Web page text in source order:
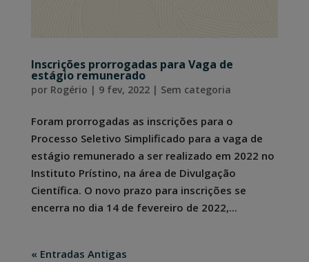
Inscrições prorrogadas para Vaga de
estágio remunerado
por Rogério | 9 fev, 2022| Sem categoria
Foram prorrogadas as inscrições para o
Processo Seletivo Simplificado para a vaga de
estágio remunerado a ser realizado em 2022 no
Instituto Prístino, na área de Divulgação
Científica. O novo prazo para inscrições se
encerra no dia 14 de fevereiro de 2022,...
« Entradas Antigas